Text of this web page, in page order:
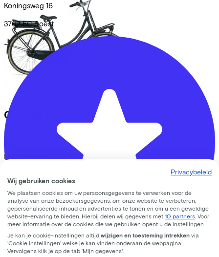
Koningsweg 16
3762 EC Soest
Cortina
Leaseprijs p/m vanaf
€59,27
Prijs
Bekijk
Lease a Bike
Over ons
Onze collega's
Vacatures
Stages
Contact
Privacybeleid
Wij gebruiken cookies
We plaatsen cookies om uw persoonsgegevens te verwerken voor de
analyse van onze bezoekersgegevens, om onze website te verbeteren,
gepersonaliseerde inhoud en advertenties te tonen en om u een geweldige
website-ervaring te bieden. Hierbij delen wij gegevens met 10 partners . Voor
meer informatie over de cookies die we gebruiken opent u de instellingen.
Je kan je cookie-instellingen altijd wijzigen en toesteming intrekken via
'Cookie instellingen' welke je kan vinden onderaan de webpagina.
Vervolgens klik je op de tab ‘Mijn gegevens'.